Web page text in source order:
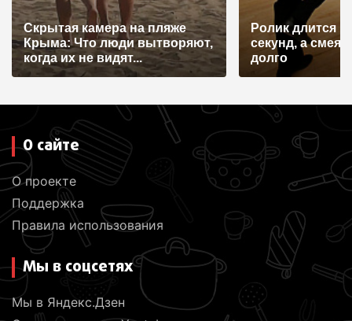
Скрытая камера на пляже
Крыма: Что люди вытворяют,
когда их не видят...
Ролик длится
секунд, а
долго
О сайте
О проекте
Поддержка
Правила использования
Мы в соцсетях
Мы в Яндекс.Дзен